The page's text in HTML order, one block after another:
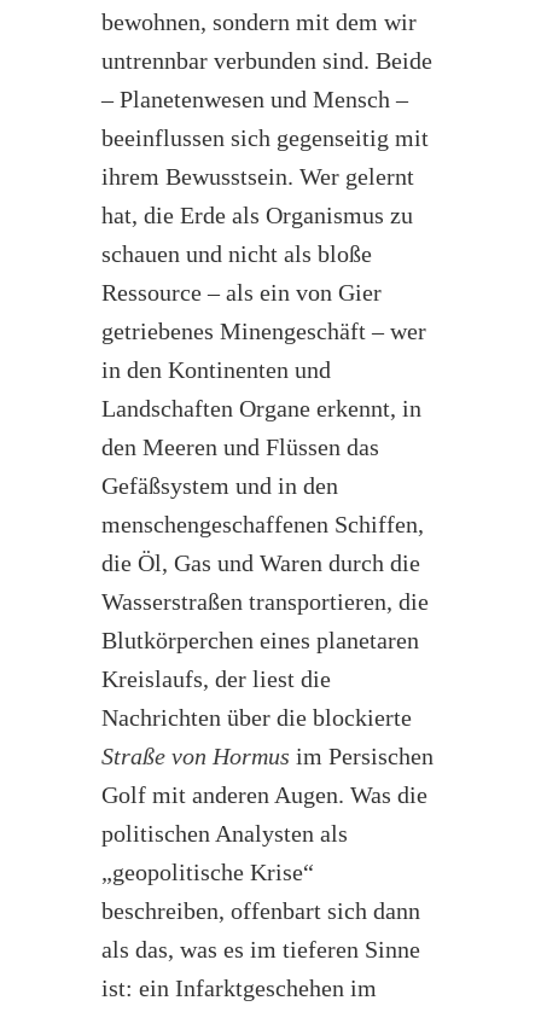
bewohnen, sondern mit dem wir
untrennbar verbunden sind. Beide
– Planetenwesen und Mensch –
beeinflussen sich gegenseitig mit
ihrem Bewusstsein. Wer gelernt
hat, die Erde als Organismus zu
schauen und nicht als bloße
Ressource – als ein von Gier
getriebenes Minengeschäft – wer
in den Kontinenten und
Landschaften Organe erkennt, in
den Meeren und Flüssen das
Gefäßsystem und in den
menschengeschaffenen Schiffen,
die Öl, Gas und Waren durch die
Wasserstraßen transportieren, die
Blutkörperchen eines planetaren
Kreislaufs, der liest die
Nachrichten über die blockierte
Straße von Hormus im Persischen
Golf mit anderen Augen. Was die
politischen Analysten als
„geopolitische Krise“
beschreiben, offenbart sich dann
als das, was es im tieferen Sinne
ist: ein Infarktgeschehen im